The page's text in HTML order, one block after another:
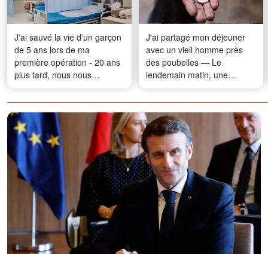
J'ai sauvé la vie d'un garçon
de 5 ans lors de ma
première opération - 20 ans
plus tard, nous nous
sommes retrouvés sur un
parking et il a crié que j'avais
détruit sa vie
J'ai partagé mon déjeuner
avec un vieil homme près
des poubelles — Le
lendemain matin, une
limousine noire s'est arrêtée
à côté de ma tente